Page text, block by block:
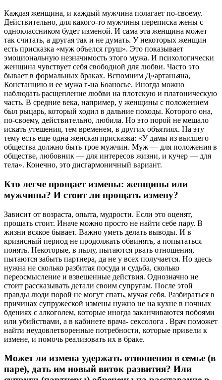
Каждая женщина, и каждый мужчина полагает по-своему.
Действительно, для какого-то мужчины переписка жены с
одноклассником будет изменой. И сама эта женщина может
так считать, а другая так и не думать. У некоторых женщин
есть присказка «муж объелся груш». Это показывает
эмоциональную незначимость этого мужа. И психологически
женщина чувствует себя свободной для любви. Часто это
бывает в формальных браках. Вспомним Д»артаньяна,
Констанцию и ее мужа г-на Боаносье. Иногда можно
наблюдать расщепление любви на плотскую и платоническую
часть. В средние века, например, у женщины с положением
был рыцарь, который ходил в дальние походы. Которого она,
по-своему, действительно, любила. Но это порой не мешало
искать утешения, тем временем, в других объятиях. На эту
тему есть еще одна женская присказка: «У дамы из высшего
общества должно быть трое мужчин. Муж — для положения в
обществе, любовник — для интересов жизни, и кучер — для
тела». Конечно, это дисгармоничный вариант.
Кто легче прощает измены: женщины или
мужчины? И стоит ли прощать измену?
Зависит от возраста, опыта, мудрости. Если это оценят,
прощать стоит. Иначе можно просто не найти себе пару. В
жизни всякое бывает. Важно уметь делать выводы. И в
кризисный период не продолжать обвинять, а попытаться
понять. Некоторые, в пылу, пытаются рвать отношения,
пытаются забыть партнера, да не у всех получается. Но здесь
нужна не сколько разбитая посуда и судьба, сколько
переосмысление и взвешенные действия. Однозначно не
стоит рассказывать детали своим супругам. После этой
правды люди порой не могут спать, мучая себя. Разбираться в
причинах супружеской измены нужно не на кухне в ночных
бдениях с алкоголем, которые иногда заканчиваются побоями
или убийствами, а в кабинете врача- сексолога . Врач поможет
найти неудовлетворенные потребности, которые привели к
измене, и помочь реализовать их в браке.
Может ли измена удержать отношения в семье (в
паре), дать им новый виток развития? Или